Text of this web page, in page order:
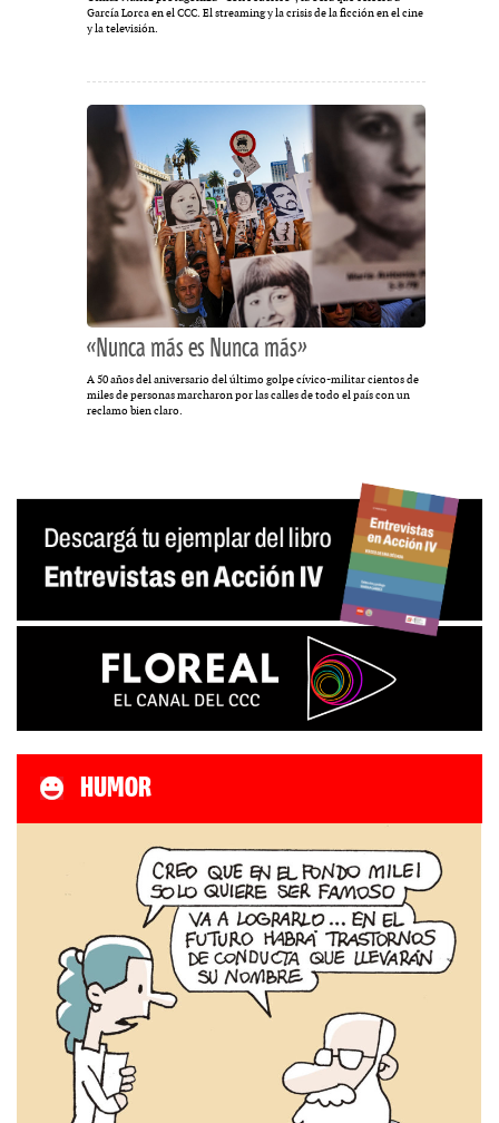
García Lorca en el CCC. El streaming y la crisis de la ficción en el cine
y la televisión.
«Nunca más es Nunca más»
A 50 años del aniversario del último golpe cívico-militar cientos de
miles de personas marcharon por las calles de todo el país con un
reclamo bien claro.
HUMOR